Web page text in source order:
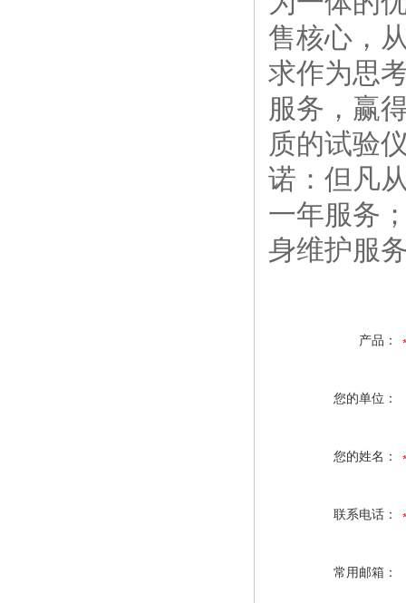
售核心，
求作为思
服务，赢
质的试验
诺：但凡
一年服务
身维护服
产品：
您的单位：
您的姓名：
联系电话：
常用邮箱：